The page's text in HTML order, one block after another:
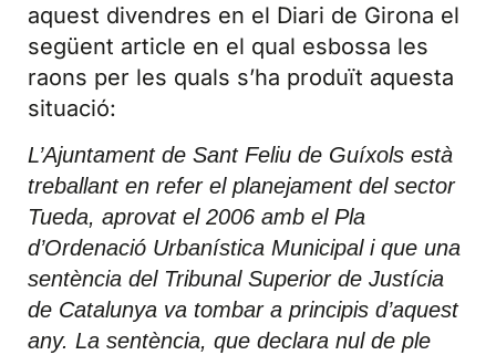
aquest divendres en el Diari de Girona el
següent article en el qual esbossa les
raons per les quals s’ha produït aquesta
situació:
L’Ajuntament de Sant Feliu de Guíxols està
treballant en refer el planejament del sector
Tueda, aprovat el 2006 amb el Pla
d’Ordenació Urbanística Municipal i que una
sentència del Tribunal Superior de Justícia
de Catalunya va tombar a principis d’aquest
any. La sentència, que declara nul de ple